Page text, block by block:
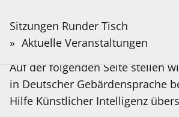
… für Frauen und
Behinderungen
Hilfeanbieter,
Gebärdensprache
Auf der folgenden Seite stellen
in Deutscher Gebärdensprache
Hilfe Künstlicher Intelligenz
anke.herbstmann@kreis-
Kontaktformular
Suche
Wonach
suchen
Bitte
Suchbegriff
eingeben.
Sitzungen Runder Tisch
Aktuelle Veranstaltungen